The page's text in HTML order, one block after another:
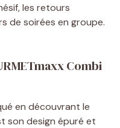
les retours
de soirées en groupe.
Combi
en découvrant le
son design épuré et